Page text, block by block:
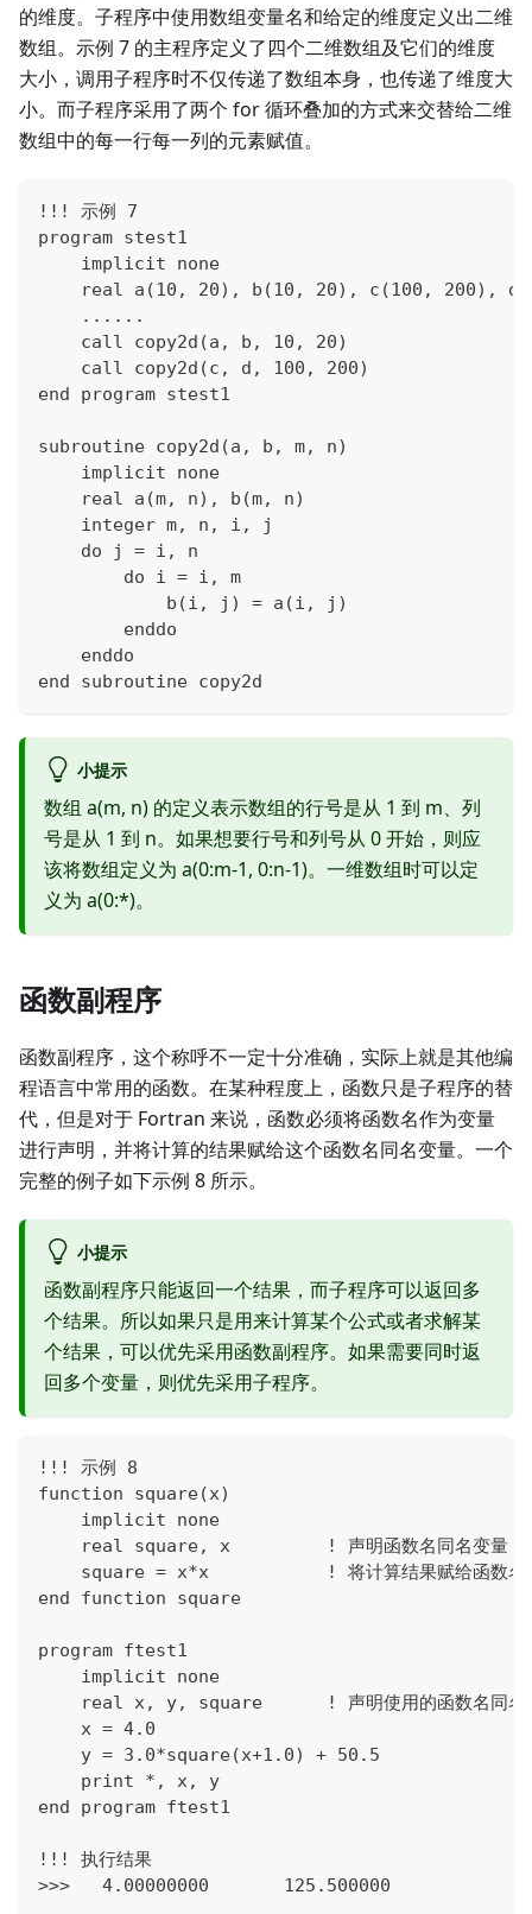
的维度。子程序中使用数组变量名和给定的维度定义出二维
数组。示例 7 的主程序定义了四个二维数组及它们的维度
大小，调用子程序时不仅传递了数组本身，也传递了维度大
小。而子程序采用了两个 for 循环叠加的方式来交替给二维
数组中的每一行每一列的元素赋值。
!!! 示例 7
program stest1
    implicit none
real a(10, 20), b(10, 20), c(100, 200),
    ......
    call copy2d(a, b, 10, 20)
    call copy2d(c, d, 100, 200)
end program stest1
subroutine copy2d(a, b, m, n)
    implicit none
    real a(m, n), b(m, n)
    integer m, n, i, j
    do j = i, n
        do i = i, m
            b(i, j) = a(i, j)
        enddo
    enddo
end subroutine copy2d
小提示
数组 a(m, n) 的定义表示数组的行号是从 1 到 m、列
号是从 1 到 n。如果想要行号和列号从 0 开始，则应
该将数组定义为 a(0:m-1, 0:n-1)。一维数组时可以定
义为 a(0:*)。
函数副程序
函数副程序，这个称呼不一定十分准确，实际上就是其他编
程语言中常用的函数。在某种程度上，函数只是子程序的替
代，但是对于 Fortran 来说，函数必须将函数名作为变量
进行声明，并将计算的结果赋给这个函数名同名变量。一个
完整的例子如下示例 8 所示。
小提示
函数副程序只能返回一个结果，而子程序可以返回多
个结果。所以如果只是用来计算某个公式或者求解某
个结果，可以优先采用函数副程序。如果需要同时返
回多个变量，则优先采用子程序。
!!! 示例 8
function square(x)
    implicit none
    real square, x         ! 声明函数名同名变量
square = x*x           ! 将计算结果赋给函数名
end function square
program ftest1
    implicit none
real x, y, square      ! 声明使用的函数名同名
    x = 4.0
    y = 3.0*square(x+1.0) + 50.5
    print *, x, y
end program ftest1
!!! 执行结果
>>>   4.00000000       125.500000